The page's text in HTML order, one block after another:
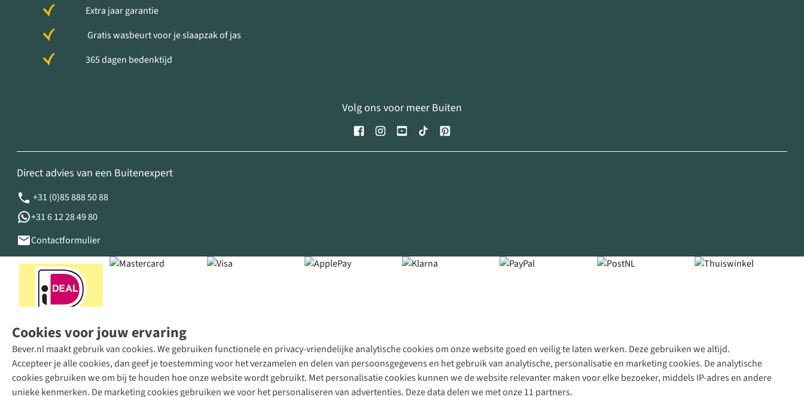
Cookies voor jouw ervaring
Bever.nl maakt gebruik van cookies. We gebruiken functionele en privacy-vriendelijke analytische cookies om onze website goed en veilig te laten werken. Deze gebruiken we altijd.
Accepteer je alle cookies, dan geef je toestemming voor het verzamelen en delen van persoonsgegevens en het gebruik van analytische, personalisatie en marketing cookies. De analytische
cookies gebruiken we om bij te houden hoe onze website wordt gebruikt. Met personalisatie cookies kunnen we de website relevanter maken voor elke bezoeker, middels IP-adres en andere
unieke kenmerken. De marketing cookies gebruiken we voor het personaliseren van advertenties. Deze data delen we met onze 11 partners.
Extra jaar garantie
Gratis wasbeurt voor je slaapzak of jas
365 dagen bedenktijd
Volg ons voor meer Buiten
Direct advies van een Buitenexpert
+31 (0)85 888 50 88
+31 6 12 28 49 80
Contactformulier